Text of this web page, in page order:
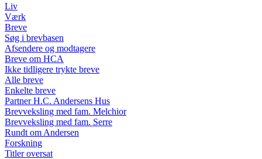
Liv
Værk
Breve
Søg i brevbasen
Afsendere og modtagere
Breve om HCA
Ikke tidligere trykte breve
Alle breve
Enkelte breve
Partner H.C. Andersens Hus
Brevveksling med fam. Melchior
Brevveksling med fam. Serre
Rundt om Andersen
Forskning
Titler oversat